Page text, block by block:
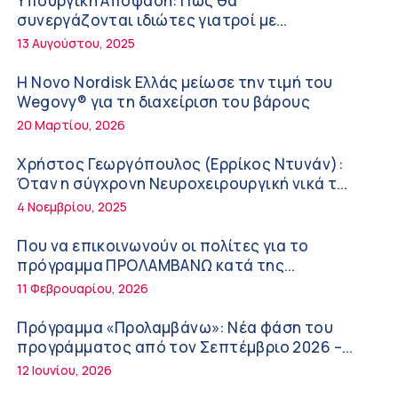
Διακοπές με ασφάλεια
6:20 πμ
Ειρήνη Ζίγκιρη (Ερρίκος Ντυνάν): H θερμική
καταπόνηση στους ηλικιωμένους
εργαζόμενους
6:11 πμ
Σύσκεψη στον ΕΟΦ για την ομαλή λειτουργία
της εφοδιαστικής αλυσίδας των φαρμάκων
στη διάρκεια του καλοκαιριού
12:08 μμ
Μιχάλης Τάτσης, Insurance & Healthcare
Analyst, διευθυντής Επιχειρηματικής
Ανάπτυξης Ομίλου HHG
11:54 πμ
Kavita Patel: Ένα στα πέντε καινοτόμα
φάρμακα φτάνει τελικά στην Ελλάδα
9:21 πμ
Υπάρχει τελικά «δίαιτα θυρεοειδούς»; Τι
συνεργάζονται ιδιώτες γιατροί με
νοσοκομεία του δημοσίου συστήματος
13 Αυγούστου, 2025
Η Novo Nordisk Ελλάς μείωσε την τιμή του
Wegovy® για τη διαχείριση του βάρους
20 Μαρτίου, 2026
Χρήστος Γεωργόπουλος (Ερρίκος Ντυνάν):
Όταν η σύγχρονη Νευροχειρουργική νικά το
φόβο!
4 Νοεμβρίου, 2025
Που να επικοινωνούν οι πολίτες για το
πρόγραμμα ΠΡΟΛΑΜΒΑΝΩ κατά της
παχυσαρκίας
11 Φεβρουαρίου, 2026
Πρόγραμμα «Προλαμβάνω»: Νέα φάση του
προγράμματος από τον Σεπτέμβριο 2026 –
Δωρεάν προληπτικές εξετάσεις έως το 2030
12 Ιουνίου, 2026